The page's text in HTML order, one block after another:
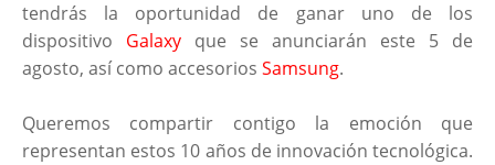
tendrás la oportunidad de ganar uno de los
dispositivo Galaxy que se anunciarán este 5 de
agosto, así como accesorios Samsung.
Queremos compartir contigo la emoción que
representan estos 10 años de innovación tecnológica.